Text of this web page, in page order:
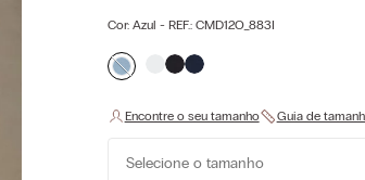
Cor: Azul - REF.: CMD12O_883I
Selecione o tamanho